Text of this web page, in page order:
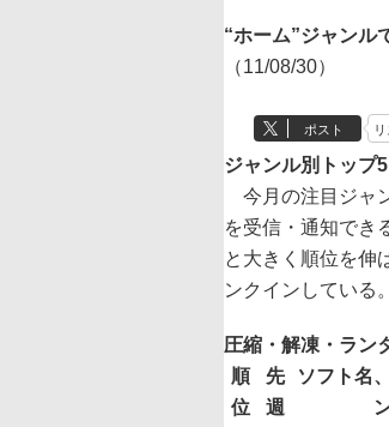
“ホーム”ジャン
（11/08/30）
ポスト
ジャンル別トップ5
今月の注目ジャ
を受信・通知でき
と大きく順位を伸
ンクインしている。
圧縮・解凍・ラン
順
位
先
週
ソフト名